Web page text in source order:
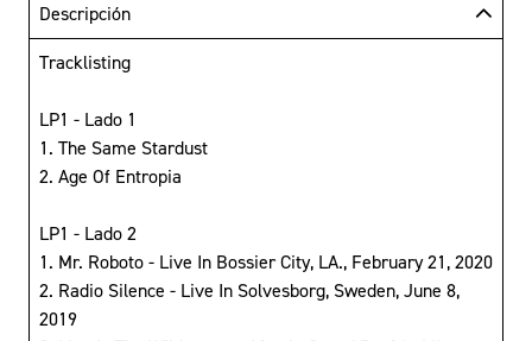
Descripción
Tracklisting
LP1 - Lado 1
1. The Same Stardust
2. Age Of Entropia
LP1 - Lado 2
1. Mr. Roboto - Live In Bossier City, LA., February 21, 2020
2. Radio Silence - Live In Solvesborg, Sweden, June 8,
2019